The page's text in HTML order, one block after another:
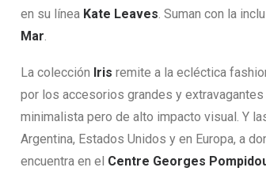
en su línea Kate Leaves. Suman con la
Mar.
La colección Iris remite a la ecléctica
por los accesorios grandes y
minimalista pero de alto impacto visual. Y
Argentina, Estados Unidos y en Europa, a
encuentra en el Centre Georges